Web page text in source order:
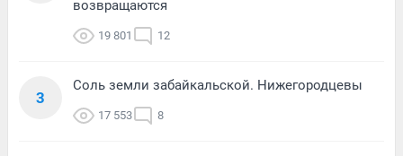
возвращаются
19 801 12
3
Соль земли забайкальской. Нижегородцевы
17 553 8